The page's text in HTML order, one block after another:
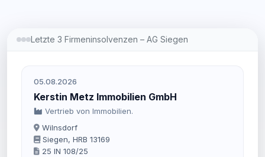
Letzte 3 Firmeninsolvenzen – AG Siegen
05.08.2026
Kerstin Metz Immobilien GmbH
Vertrieb von Immobilien.
Wilnsdorf
Siegen, HRB 13169
25 IN 108/25